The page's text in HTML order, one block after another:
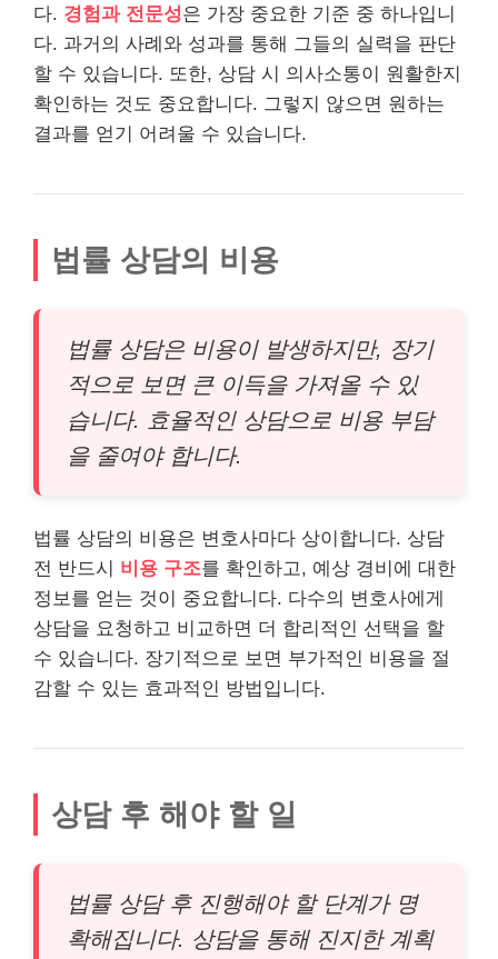
다. 경험과 전문성은 가장 중요한 기준 중 하나입니
다. 과거의 사례와 성과를 통해 그들의 실력을 판단
할 수 있습니다. 또한, 상담 시 의사소통이 원활한지
확인하는 것도 중요합니다. 그렇지 않으면 원하는
결과를 얻기 어려울 수 있습니다.
법률 상담의 비용
법률 상담은 비용이 발생하지만, 장기
적으로 보면 큰 이득을 가져올 수 있
습니다. 효율적인 상담으로 비용 부담
을 줄여야 합니다.
법률 상담의 비용은 변호사마다 상이합니다. 상담
전 반드시 비용 구조를 확인하고, 예상 경비에 대한
정보를 얻는 것이 중요합니다. 다수의 변호사에게
상담을 요청하고 비교하면 더 합리적인 선택을 할
수 있습니다. 장기적으로 보면 부가적인 비용을 절
감할 수 있는 효과적인 방법입니다.
상담 후 해야 할 일
법률 상담 후 진행해야 할 단계가 명
확해집니다. 상담을 통해 진지한 계획